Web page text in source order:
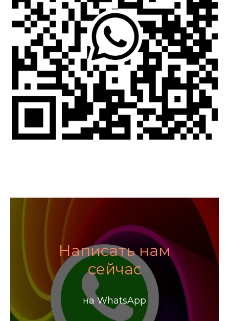
Написать нам
сейчас
на WhatsApp